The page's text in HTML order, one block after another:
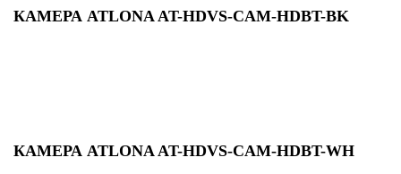
КАМЕРА ATLONA AT-HDVS-CAM-HDBT-BK
КАМЕРА ATLONA AT-HDVS-CAM-HDBT-WH